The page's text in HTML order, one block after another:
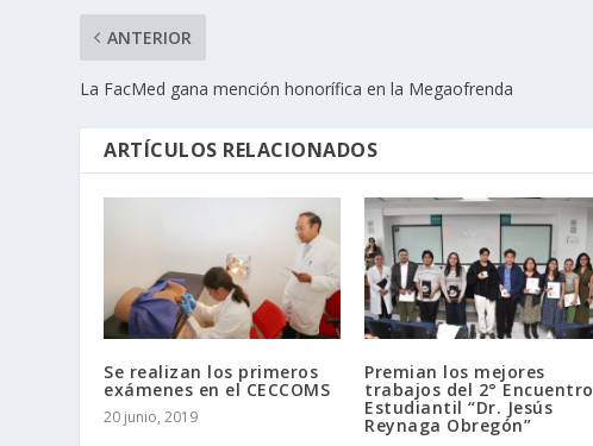
ANTERIOR
La FacMed gana mención honorífica en la Megaofrenda
ARTÍCULOS RELACIONADOS
Se realizan los primeros
exámenes en el CECCOMS
20 junio, 2019
Premian los mejores
trabajos del 2° Encuentro
Estudiantil “Dr. Jesús
Reynaga Obregón”